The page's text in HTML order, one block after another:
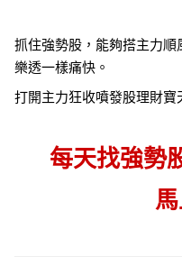
抓住強勢股，能夠搭主力
樂透一樣痛快。
打開主力狂收噴發股理財寶
每天找強勢